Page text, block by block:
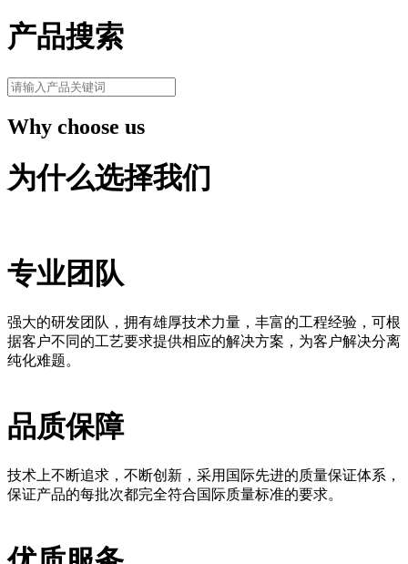
产品搜索
Why choose us
为什么选择我们
专业团队
强大的研发团队，拥有雄厚技术力量，丰富的工程经验，可根
据客户不同的工艺要求提供相应的解决方案，为客户解决分离
纯化难题。
品质保障
技术上不断追求，不断创新，采用国际先进的质量保证体系，
保证产品的每批次都完全符合国际质量标准的要求。